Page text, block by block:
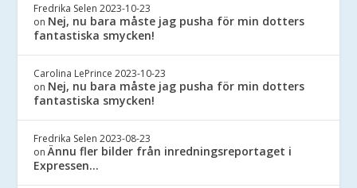
Fredrika Selen 2023-10-23
on Nej, nu bara måste jag pusha för min dotters
fantastiska smycken!
Carolina LePrince 2023-10-23
on Nej, nu bara måste jag pusha för min dotters
fantastiska smycken!
Fredrika Selen 2023-08-23
onÄnnu fler bilder från inredningsreportaget i
Expressen…